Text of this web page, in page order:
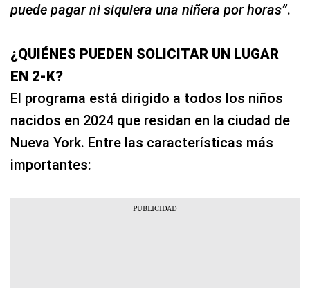
puede pagar ni siquiera una niñera por horas”.
¿QUIÉNES PUEDEN SOLICITAR UN LUGAR
EN 2‑K?
El programa está dirigido a todos los niños
nacidos en 2024 que residan en la ciudad de
Nueva York. Entre las características más
importantes: